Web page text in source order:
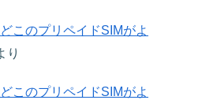
このプリペイドSIMがよ
り
このプリペイドSIMがよ